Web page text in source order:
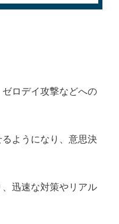
ロデイ攻撃などへの
ようになり、意思決
迅速な対策やリアル